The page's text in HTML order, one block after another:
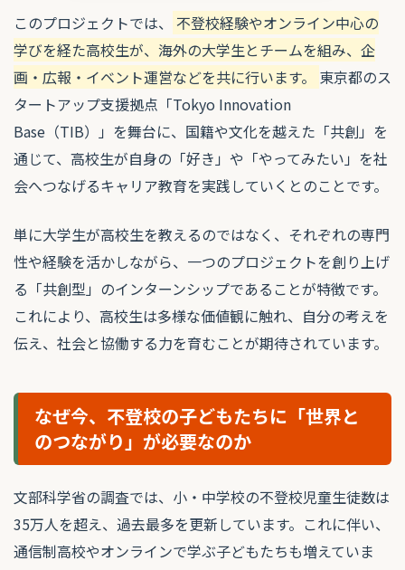
このプロジェクトでは、
不登校経験やオンライン中心の
学びを経た高校生が、海外の大学生とチームを組み、企
画・広報・イベント運営などを共に行います。
東京都のス
タートアップ支援拠点「Tokyo Innovation
Base（TIB）」を舞台に、国籍や文化を越えた「共創」を
通じて、高校生が自身の「好き」や「やってみたい」を社
会へつなげるキャリア教育を実践していくとのことです。
単に大学生が高校生を教えるのではなく、それぞれの専門
性や経験を活かしながら、一つのプロジェクトを創り上げ
る「共創型」のインターンシップであることが特徴です。
これにより、高校生は多様な価値観に触れ、自分の考えを
伝え、社会と協働する力を育むことが期待されています。
なぜ今、不登校の子どもたちに「世界と
のつながり」が必要なのか
文部科学省の調査では、小・中学校の不登校児童生徒数は
35万人を超え、過去最多を更新しています。これに伴い、
通信制高校やオンラインで学ぶ子どもたちも増えていま